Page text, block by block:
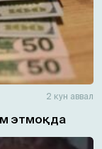
2 кун аввал
этмоқда